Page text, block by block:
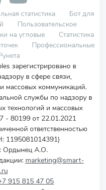
статистика
Бот для
Пользовательское
на угловые
Статистика
Профессиональные
зарегистрировано в
в сфере связи,
массовых коммуникаций.
службы по надзору в
технологий и массовых
80199 от 22.01.2021
ответственностью
1195081014391)
Ордынец А.О.
marketing@smart-
915 815 47 05